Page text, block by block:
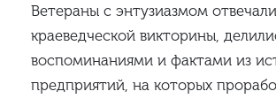
Ветераны с энтузиазмом
краеведческой викторины,
воспоминаниями и фактами из
предприятий, на которых